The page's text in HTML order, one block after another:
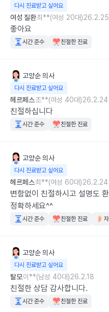
다시 진료받고 싶어요
여성 질환최**(여성 20대)26.2.25
좋아요
시간 준수 친절한 진료
고양순의사
다시 진료받고 싶어요
헤르페스조**(여성 40대)26.2.24
친절하십니다
시간 준수 친절한 진료
고양순의사
다시 진료받고 싶어요
헤르페스최**(여성 60대)26.2.24
변함없이 친절하시고 설명도
정확하세요^^
시간 준수 친절한 진료
고양순의사
다시 진료받고 싶어요
탈모이**(남성 40대)26.2.18
친절한 상담 감사합니다.
시간 준수 친절한 진료